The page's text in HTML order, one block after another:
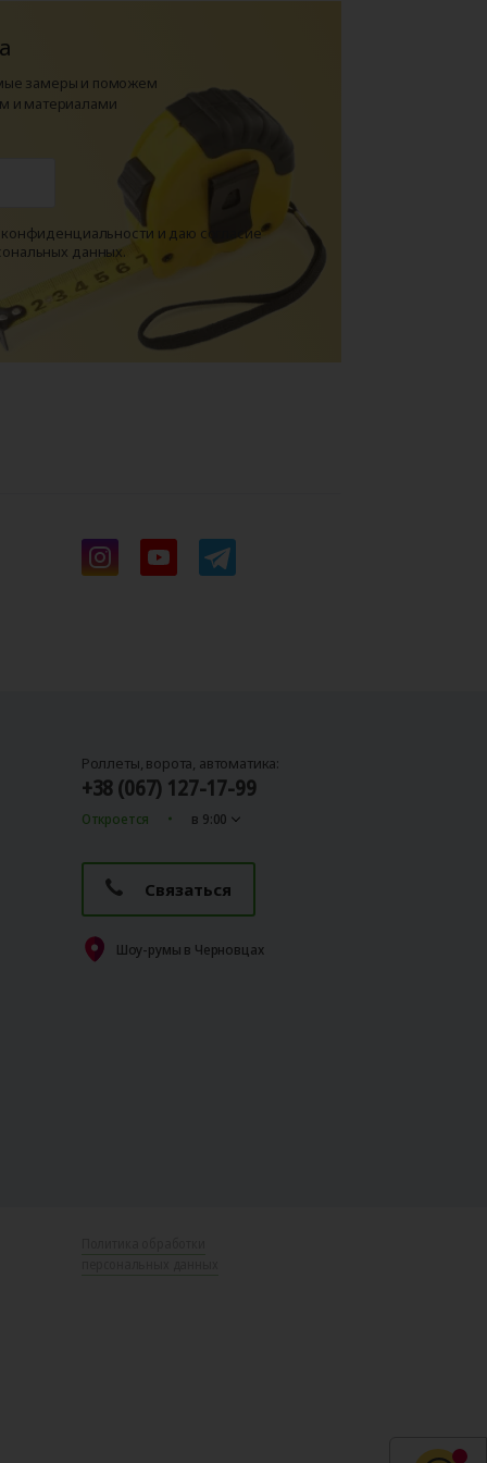
замеры и поможем
и материалами
конфиденциальности и даю согласие
данных.
Роллеты, ворота, автоматика:
+38 (067) 127-17-99
Откроется в 9:00
Связаться
Шоу-румы в Черновцах